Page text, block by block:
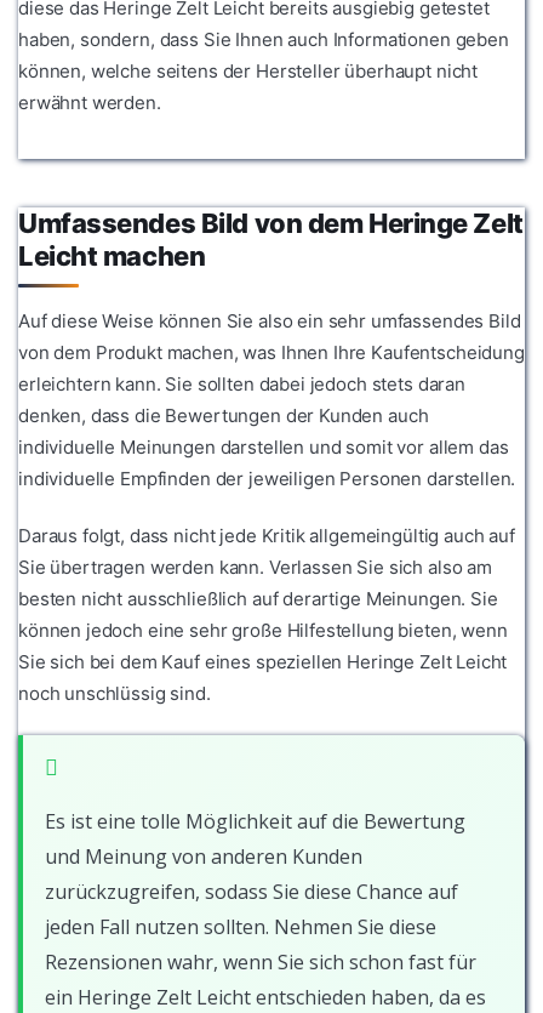
diese das Heringe Zelt Leicht bereits ausgiebig getestet
haben, sondern, dass Sie Ihnen auch Informationen geben
können, welche seitens der Hersteller überhaupt nicht
erwähnt werden.
Umfassendes Bild von dem Heringe Zelt
Leicht machen
Auf diese Weise können Sie also ein sehr umfassendes Bild
von dem Produkt machen, was Ihnen Ihre Kaufentscheidung
erleichtern kann. Sie sollten dabei jedoch stets daran
denken, dass die Bewertungen der Kunden auch
individuelle Meinungen darstellen und somit vor allem das
individuelle Empfinden der jeweiligen Personen darstellen.
Daraus folgt, dass nicht jede Kritik allgemeingültig auch auf
Sie übertragen werden kann. Verlassen Sie sich also am
besten nicht ausschließlich auf derartige Meinungen. Sie
können jedoch eine sehr große Hilfestellung bieten, wenn
Sie sich bei dem Kauf eines speziellen Heringe Zelt Leicht
noch unschlüssig sind.
Es ist eine tolle Möglichkeit auf die Bewertung
und Meinung von anderen Kunden
zurückzugreifen, sodass Sie diese Chance auf
jeden Fall nutzen sollten. Nehmen Sie diese
Rezensionen wahr, wenn Sie sich schon fast für
ein Heringe Zelt Leicht entschieden haben, da es